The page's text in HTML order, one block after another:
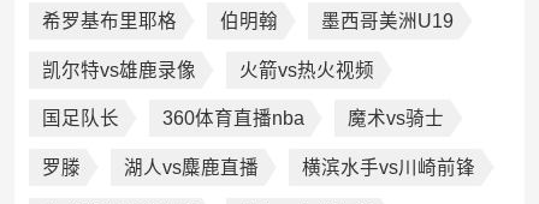
希罗基布里耶格 伯明翰 墨西哥美洲U19
凯尔特vs雄鹿录像 火箭vs热火视频
国足队长 360体育直播nba 魔术vs骑士
罗滕 湖人vs麋鹿直播 横滨水手vs川崎前锋